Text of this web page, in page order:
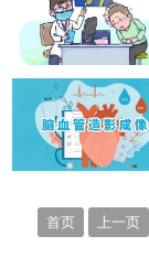
首页 上一页